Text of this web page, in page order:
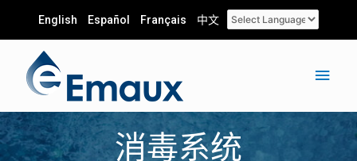
English Español Français 中文
消毒系统